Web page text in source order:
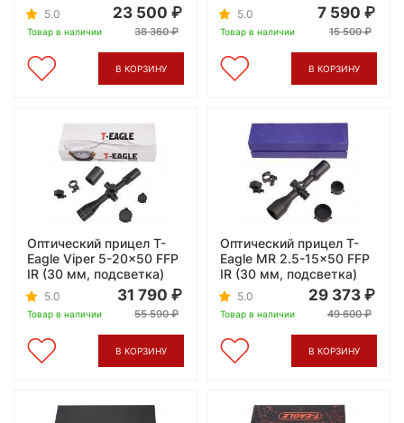
5.0
Товар в наличии
23 500
38 360
В КОРЗИНУ
5.0
Товар в наличии
7 590
15 500
В КОРЗИНУ
Оптический прицел T-
Eagle Viper 5-20x50 FFP
IR (30 мм, подсветка)
5.0
Товар в наличии
31 790
55 590
В КОРЗИНУ
Оптический прицел T-
Eagle MR 2.5-15x50 FFP
IR (30 мм, подсветка)
5.0
Товар в наличии
29 373
49 600
В КОРЗИНУ